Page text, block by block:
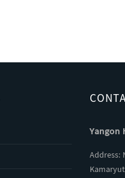
Yangon
Address: